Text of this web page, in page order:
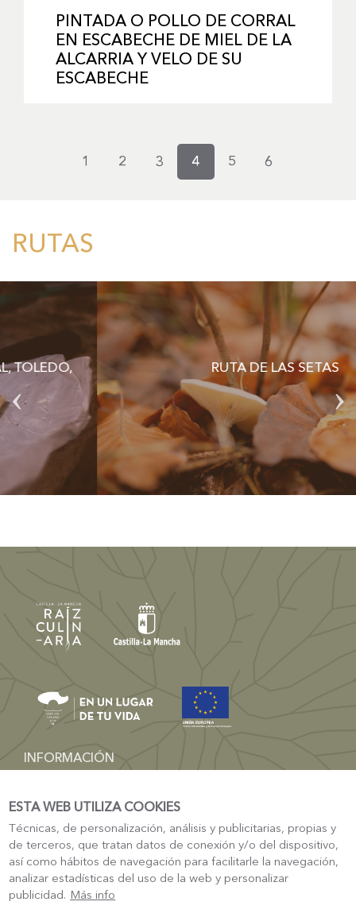
PINTADA O POLLO DE CORRAL
EN ESCABECHE DE MIEL DE LA
ALCARRIA Y VELO DE SU
ESCABECHE
Page
1 Page
2 Page
3
Página
actual
4 Page
5 Page
6
RUTAS
RUTA DE LAS SETAS
INFORMACIÓN
TURISMO
Sede Electrónica Castilla-La Mancha
Turismo Castilla La-Mancha
ESTA WEB UTILIZA COOKIES
Técnicas, de personalización, análisis y publicitarias, propias y
de terceros, que tratan datos de conexión y/o del dispositivo,
así como hábitos de navegación para facilitarle la navegación,
analizar estadísticas del uso de la web y personalizar
publicidad. Más info